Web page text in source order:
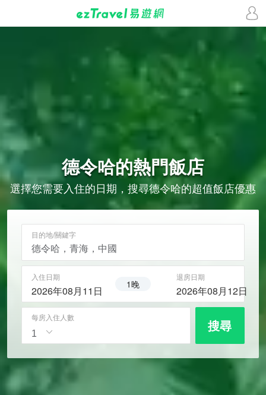
德令哈的熱門飯店
選擇您需要入住的日期，搜尋德令哈的超值飯店優惠
目的地/關鍵字
入住日期
2026年08月11日 1晚
退房日期
2026年08月12日
每房入住人數 搜尋